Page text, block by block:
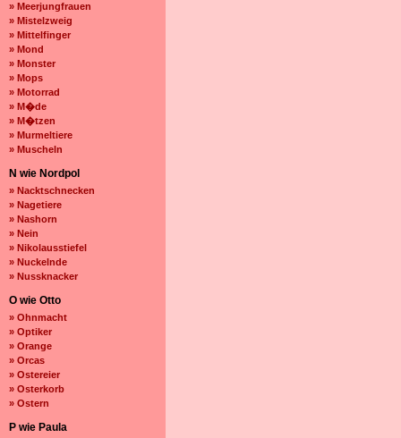
» Meerjungfrauen
» Mistelzweig
» Mittelfinger
» Mond
» Monster
» Mops
» Motorrad
» M�de
» M�tzen
» Murmeltiere
» Muscheln
N wie Nordpol
» Nacktschnecken
» Nagetiere
» Nashorn
» Nein
» Nikolausstiefel
» Nuckelnde
» Nussknacker
O wie Otto
» Ohnmacht
» Optiker
» Orange
» Orcas
» Ostereier
» Osterkorb
» Ostern
P wie Paula